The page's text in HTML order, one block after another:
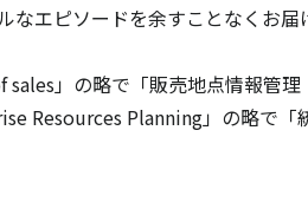
なエピソードを余すことなくお届
」の略で「販売地点情報管理
Resources Planning」の略で「